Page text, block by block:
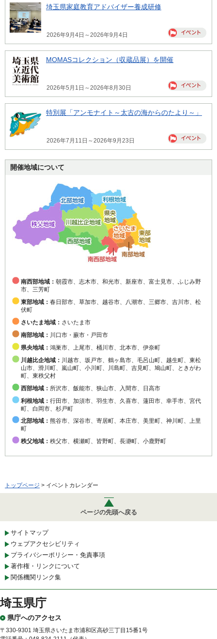
埼玉県家庭教育アドバイザー養成研修
2026年9月4日～2026年9月4日
MOMASコレクション（収蔵品展）を開催
2026年5月1日～2026年8月30日
特別展「アンモナイト～太古の海からのたより～」
2026年7月11日～2026年9月23日
開催地域について
南西部地域： 朝霞市、志木市、和光市、新座市、富士見市、ふじみ野
市、三芳町
東部地域： 春日部市、草加市、越谷市、八潮市、三郷市、吉川市、松
伏町
さいたま地域： さいたま市
南部地域： 川口市・蕨市・戸田市
県央地域： 鴻巣市、上尾市、桶川市、北本市、伊奈町
川越比企地域： 川越市、坂戸市、鶴ヶ島市、毛呂山町、越生町、東松
山市、滑川町、嵐山町、小川町、川島町、吉見町、鳩山町、ときがわ
町、東秩父村
西部地域： 所沢市、飯能市、狭山市、入間市、日高市
利根地域： 行田市、加須市、羽生市、久喜市、蓮田市、幸手市、宮代
町、白岡市、杉戸町
北部地域： 熊谷市、深谷市、寄居町、本庄市、美里町、神川町、上里
町
秩父地域： 秩父市、横瀬町、皆野町、長瀞町、小鹿野町
トップページ > イベントカレンダー
ページの先頭へ戻る
サイトマップ
ウェブアクセシビリティ
プライバシーポリシー・免責事項
著作権・リンクについて
関係機関リンク集
埼玉県庁
県庁へのアクセス
〒330-9301 埼玉県さいたま市浦和区高砂三丁目15番1号